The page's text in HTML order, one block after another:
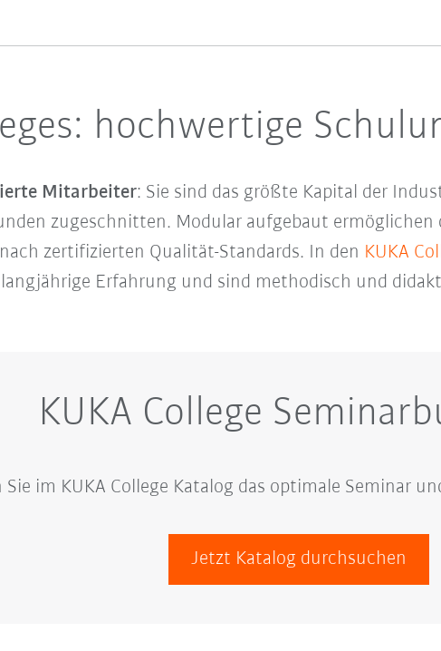
hochwertige
Mitarbeiter: Sie sind das größte Kapital der
zugeschnitten. Modular aufgebaut ermöglichen
zertifizierten Qualität-Standards. In den KUKA
langjährige Erfahrung und sind methodisch und
KUKA College
Sie im KUKA College Katalog das optimale Seminar
Jetzt Katalog durchsuchen